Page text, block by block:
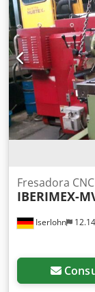
Iserlohn
Fresadora
IBERIMEX-